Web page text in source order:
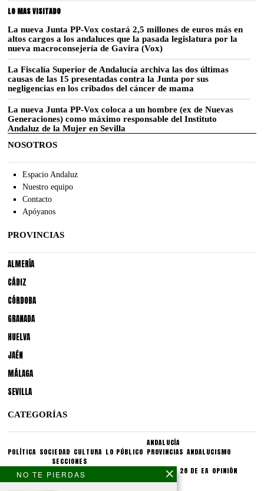
LO MAS VISITADO
La nueva Junta PP-Vox costará 2,5 millones de euros más en
altos cargos a los andaluces que la pasada legislatura por la
nueva macroconsejería de Gavira (Vox)
La Fiscalía Superior de Andalucía archiva las dos últimas
causas de las 15 presentadas contra la Junta por sus
negligencias en los cribados del cáncer de mama
La nueva Junta PP-Vox coloca a un hombre (ex de Nuevas
Generaciones) como máximo responsable del Instituto
Andaluz de la Mujer en Sevilla
NOSOTROS
Espacio Andaluz
Nuestro equipo
Contacto
Apóyanos
PROVINCIAS
ALMERÍA
CÁDIZ
CÓRDOBA
GRANADA
HUELVA
JAÉN
MÁLAGA
SEVILLA
CATEGORÍAS
POLÍTICA SOCIEDAD CULTURA LO PÚBLICO
ANDALUCÍA
PROVINCIAS ANDALUCISMO
SINDICATOS
SECCIONES
CRONIQUEA
LAS 28 DE EA OPINIÓN
NO TE PIERDAS